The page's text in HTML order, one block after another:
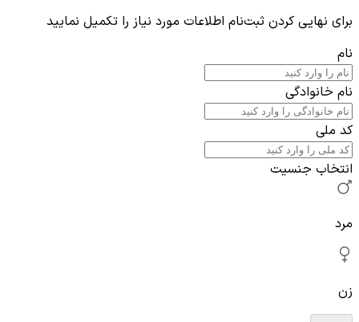
برای نهایی کردن ثبت‌نام اطلاعات مورد نیاز را تکمیل نمایید
نام
نام خانوادگی
کد ملی
انتخاب جنسیت
مرد
زن